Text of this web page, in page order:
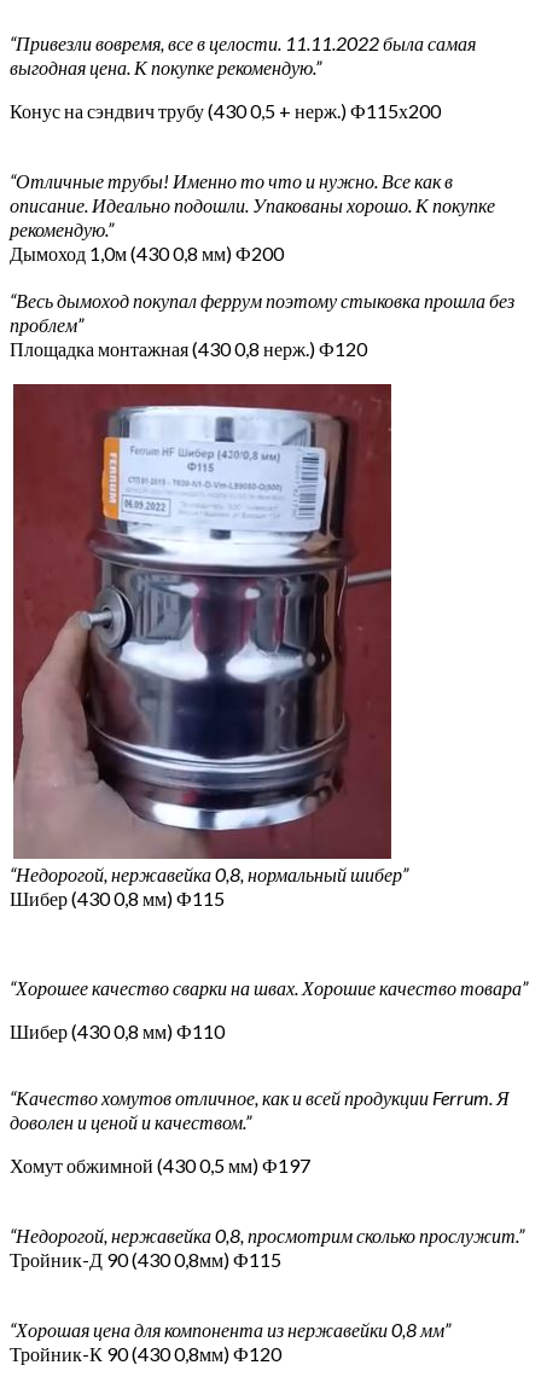
“Привезли вовремя, все в целости. 11.11.2022 была самая
выгодная цена. К покупке рекомендую.”
Конус на сэндвич трубу (430 0,5 + нерж.) Ф115х200
“Отличные трубы! Именно то что и нужно. Все как в
описание. Идеально подошли. Упакованы хорошо. К покупке
рекомендую.”
Дымоход 1,0м (430 0,8 мм) Ф200
“Весь дымоход покупал феррум поэтому стыковка прошла без
проблем”
Площадка монтажная (430 0,8 нерж.) Ф120
“Недорогой, нержавейка 0,8, нормальный шибер”
Шибер (430 0,8 мм) Ф115
“Хорошее качество сварки на швах. Хорошие качество товара”
Шибер (430 0,8 мм) Ф110
“Качество хомутов отличное, как и всей продукции Ferrum. Я
доволен и ценой и качеством.”
Хомут обжимной (430 0,5 мм) Ф197
“Недорогой, нержавейка 0,8, просмотрим сколько прослужит.”
Тройник-Д 90 (430 0,8мм) Ф115
“Хорошая цена для компонента из нержавейки 0,8 мм”
Тройник-К 90 (430 0,8мм) Ф120